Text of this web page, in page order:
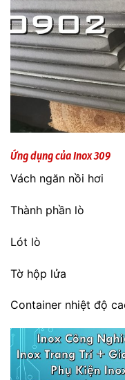
Ứng dụng của Inox 309
Vách ngăn nồi hơi
Thành phần lò
Lót lò
Tờ hộp lửa
Container nhiệt độ